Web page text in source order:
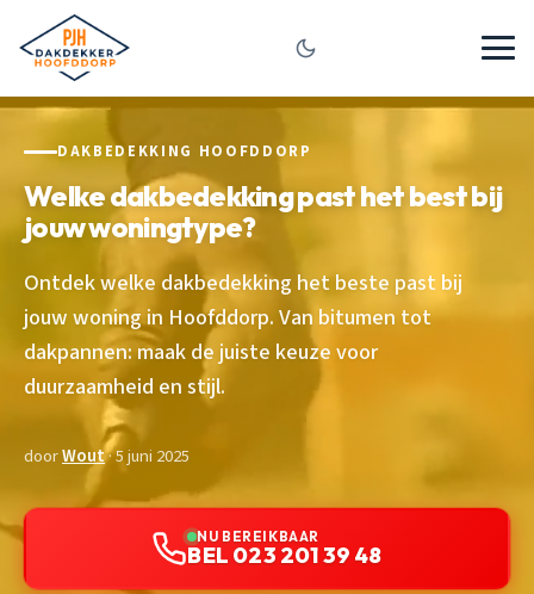
DAKBEDEKKING HOOFDDORP
Welke dakbedekking past het best bij
jouw woningtype?
Ontdek welke dakbedekking het beste past bij
jouw woning in Hoofddorp. Van bitumen tot
dakpannen: maak de juiste keuze voor
duurzaamheid en stijl.
doorWout· 5 juni 2025
NU BEREIKBAAR
BEL 023 201 39 48